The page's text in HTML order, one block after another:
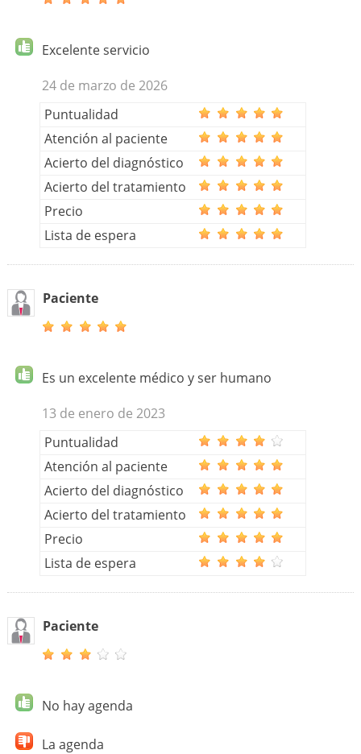
Excelente servicio
24 de marzo de 2026
Puntualidad
Atención al paciente
Acierto del diagnóstico
Acierto del tratamiento
Precio
Lista de espera
Paciente
Es un excelente médico y ser humano
13 de enero de 2023
Puntualidad
Atención al paciente
Acierto del diagnóstico
Acierto del tratamiento
Precio
Lista de espera
Paciente
No hay agenda
La agenda